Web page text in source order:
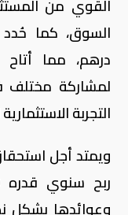
القوي من
درهم، مما
لمشاركة مختلف
التجربة
ويمتد أجل
وعوائدها بشكل